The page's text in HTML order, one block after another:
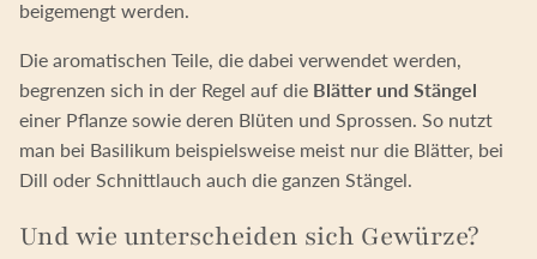
beigemengt werden.
Die aromatischen Teile, die dabei verwendet werden,
begrenzen sich in der Regel auf die Blätter und Stängel
einer Pflanze sowie deren Blüten und Sprossen. So nutzt
man bei Basilikum beispielsweise meist nur die Blätter, bei
Dill oder Schnittlauch auch die ganzen Stängel.
Und wie unterscheiden sich Gewürze?